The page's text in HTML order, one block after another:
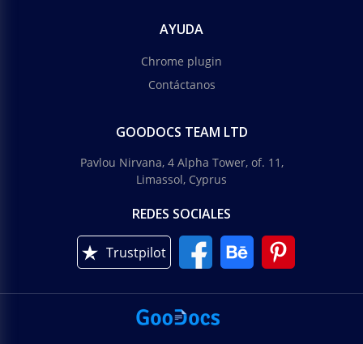
AYUDA
Chrome plugin
Contáctanos
GOODOCS TEAM LTD
Pavlou Nirvana, 4 Alpha Tower, of. 11,
Limassol, Cyprus
REDES SOCIALES
Trustpilot